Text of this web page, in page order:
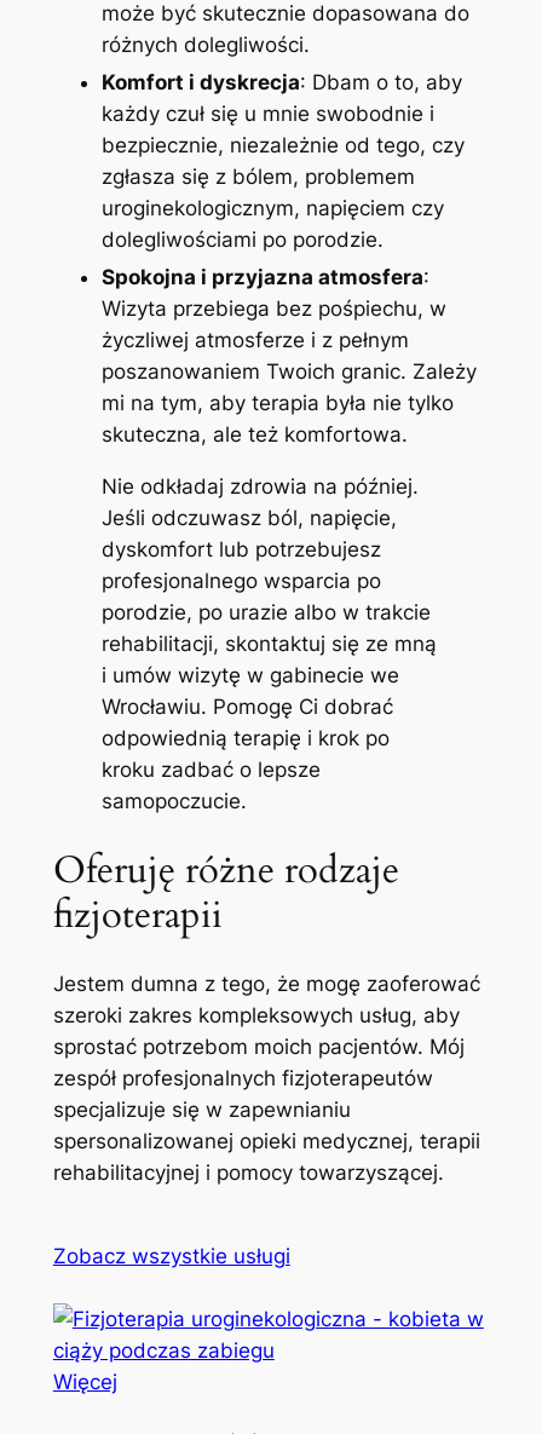
może być skutecznie dopasowana do
różnych dolegliwości.
Komfort i dyskrecja: Dbam o to, aby
każdy czuł się u mnie swobodnie i
bezpiecznie, niezależnie od tego, czy
zgłasza się z bólem, problemem
uroginekologicznym, napięciem czy
dolegliwościami po porodzie.
Spokojna i przyjazna atmosfera:
Wizyta przebiega bez pośpiechu, w
życzliwej atmosferze i z pełnym
poszanowaniem Twoich granic. Zależy
mi na tym, aby terapia była nie tylko
skuteczna, ale też komfortowa.
Nie odkładaj zdrowia na później.
Jeśli odczuwasz ból, napięcie,
dyskomfort lub potrzebujesz
profesjonalnego wsparcia po
porodzie, po urazie albo w trakcie
rehabilitacji, skontaktuj się ze mną
i umów wizytę w gabinecie we
Wrocławiu. Pomogę Ci dobrać
odpowiednią terapię i krok po
kroku zadbać o lepsze
samopoczucie.
Oferuję różne rodzaje
fizjoterapii
Jestem dumna z tego, że mogę zaoferować
szeroki zakres kompleksowych usług, aby
sprostać potrzebom moich pacjentów. Mój
zespół profesjonalnych fizjoterapeutów
specjalizuje się w zapewnianiu
spersonalizowanej opieki medycznej, terapii
rehabilitacyjnej i pomocy towarzyszącej.
Zobacz wszystkie usługi
Więcej